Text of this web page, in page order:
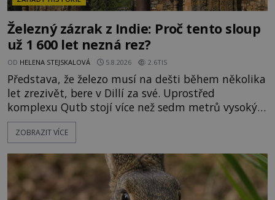
Železný zázrak z Indie: Proč tento sloup
už 1 600 let nezná rez?
OD HELENA STEJSKALOVÁ 5.8.2026 2.6TIS
Představa, že železo musí na dešti během několika
let zrezivět, bere v Dillí za své. Uprostřed
komplexu Qutb stojí více než sedm metrů vysoký
železný sloup, který už přibližně 1 600 let odolává
počasí s jen nepatrnými stopami koroze. Jeho
ztracených technologiích či tajemných
materiálech. Moderní metalurgie však ukazuje, že
skutečné vysvětlení je ješt
ZOBRAZIT VÍCE